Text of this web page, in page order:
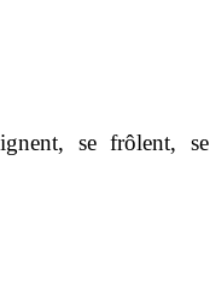
se frôlent, se